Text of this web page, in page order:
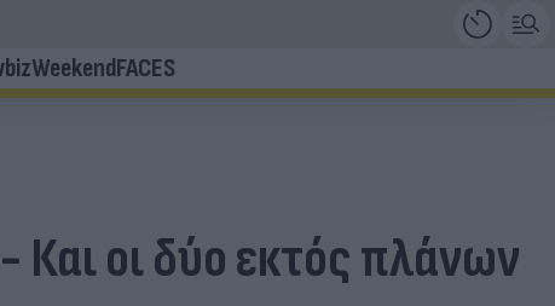
WeekendFACES
οι δύο εκτός πλάνων